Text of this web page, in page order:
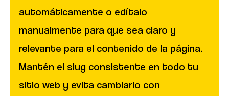
automáticamente o edítalo
manualmente para que sea claro y
relevante para el contenido de la página.
Mantén el slug consistente en todo tu
sitio web y evita cambiarlo con